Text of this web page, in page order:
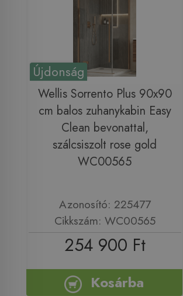
Újdonság
Wellis Sorrento Plus 90x90
cm balos zuhanykabin Easy
Clean bevonattal,
szálcsiszolt rose gold
WC00565
Azonosító: 225477
Cikkszám: WC00565
254 900 Ft
Kosárba